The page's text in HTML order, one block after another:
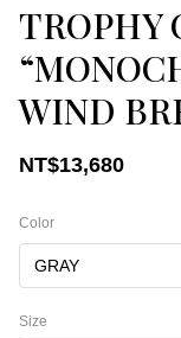
TROPHY
WIND
NT$13,680
Color
Size